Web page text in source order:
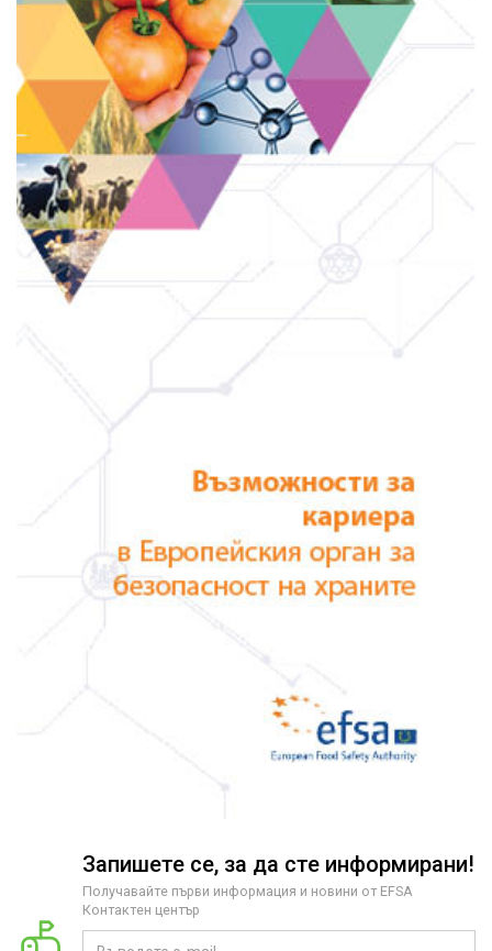
Запишете се, за да сте информирани!
Получавайте първи информация и новини от EFSA
Контактен център